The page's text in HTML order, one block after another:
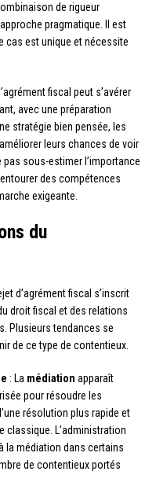
de rigueur
pragmatique. Il est
cas est unique et nécessite
fiscal peut s’avérer
avec une préparation
stratégie bien pensée, les
leurs chances de voir
pas sous-estimer l’importance
des compétences
exigeante.
du
d’agrément fiscal s’inscrit
droit fiscal et des relations
Plusieurs tendances se
de ce type de contentieux.
: La médiation apparaît
pour résoudre les
résolution plus rapide et
L’administration
la médiation dans certains
de contentieux portés